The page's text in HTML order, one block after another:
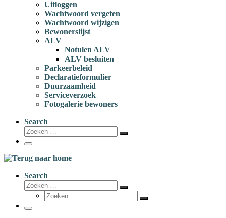
Uitloggen
Wachtwoord vergeten
Wachtwoord wijzigen
Bewonerslijst
ALV
Notulen ALV
ALV besluiten
Parkeerbeleid
Declaratieformulier
Duurzaamheid
Serviceverzoek
Fotogalerie bewoners
Search
Zoeken
Zoeken
Menu
Search
Zoeken
Zoeken
Zoeken
Zoeken
Menu